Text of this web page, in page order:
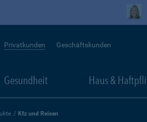
Privatkunden Geschäftskunden
Gesundheit Haus &
Kfz und Reisen